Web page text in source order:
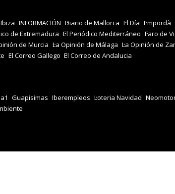
INFORMACIÓN Diario de Mallorca El Día Empordà
de Extremadura El Periódico Mediterráneo Faro de
de Murcia La Opinión de Málaga La Opinión de
El Correo Gallego El Correo de Andalucia
Guapisimas Iberempleos Loteria Navidad